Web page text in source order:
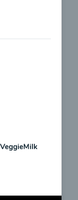
VeggieMilk
o